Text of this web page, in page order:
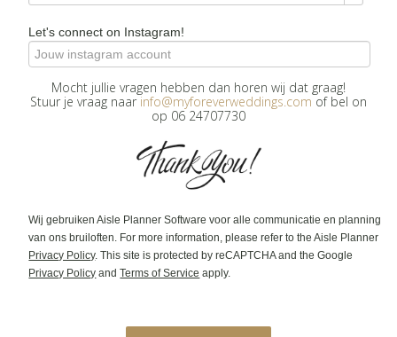
Let's connect on Instagram!
Mocht jullie vragen hebben dan horen wij dat graag!
Stuur je vraag naar info@myforeverweddings.com of bel on
op 06 24707730
Wij gebruiken Aisle Planner Software voor alle communicatie en planning
van ons bruiloften. For more information, please refer to the Aisle Planner
Privacy Policy. This site is protected by reCAPTCHA and the Google
Privacy Policy andTerms of Service apply.